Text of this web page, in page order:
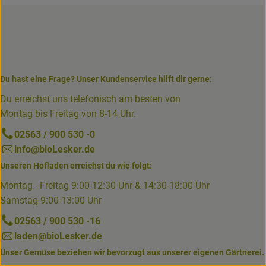
Du hast eine Frage? Unser Kundenservice hilft dir gerne:
Du erreichst uns telefonisch am besten von
Montag bis Freitag von 8-14 Uhr.
02563 / 900 530 -0
info@bioLesker.de
Unseren Hofladen erreichst du wie folgt:
Montag - Freitag 9:00-12:30 Uhr & 14:30-18:00 Uhr
Samstag 9:00-13:00 Uhr
02563 / 900 530 -16
laden@bioLesker.de
Unser Gemüse beziehen wir bevorzugt aus unserer eigenen Gärtnerei.